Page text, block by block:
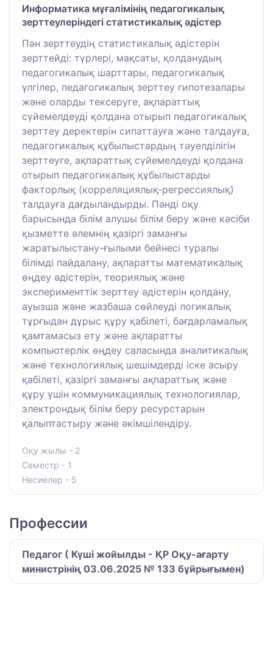
Информатика мұғалімінің педагогикалық
зерттеулеріндегі статистикалық әдістер
Пән зерттеудің статистикалық әдістерін
зерттейді: түрлері, мақсаты, қолданудың
педагогикалық шарттары, педагогикалық
үлгілер, педагогикалық зерттеу гипотезалары
және оларды тексеруге, ақпараттық
сүйемелдеуді қолдана отырып педагогикалық
зерттеу деректерін сипаттауға және талдауға,
педагогикалық құбылыстардың тәуелділігін
зерттеуге, ақпараттық сүйемелдеуді қолдана
отырып педагогикалық құбылыстарды
факторлық (корреляциялық-регрессиялық)
талдауға дағдыландырды. Пәнді оқу
барысында білім алушы білім беру және кәсіби
қызметте әлемнің қазіргі заманғы
жаратылыстану-ғылыми бейнесі туралы
білімді пайдалану, ақпаратты математикалық
өңдеу әдістерін, теориялық және
эксперименттік зерттеу әдістерін қолдану,
ауызша және жазбаша сөйлеуді логикалық
тұрғыдан дұрыс құру қабілеті, бағдарламалық
қамтамасыз ету және ақпаратты
компьютерлік өңдеу саласында аналитикалық
және технологиялық шешімдерді іске асыру
қабілеті, қазіргі заманғы ақпараттық және
құру үшін коммуникациялық технологиялар,
электрондық білім беру ресурстарын
қалыптастыру және әкімшілендіру.
Оқу жылы - 2
Семестр - 1
Несиелер - 5
Профессии
Педагог ( Күші жойылды - ҚР Оқу-ағарту
министрінің 03.06.2025 № 133 бұйрығымен)